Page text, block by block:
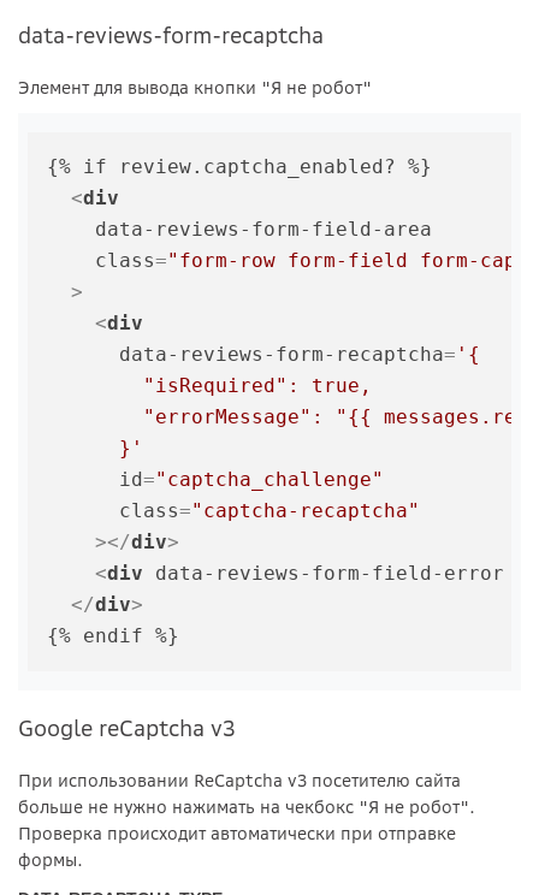
data-reviews-form-recaptcha
Элемент для вывода кнопки "Я не робот"
{% if review.captcha_enabled? %}
<div
data-reviews-form-field-area
class="form-row form-field form-
  >
<div
data-reviews-form-recaptcha= '{
        "isRequired": true,
"errorMessage": "{{
      }'
id="captcha_challenge"
class="captcha-recaptcha"
    >
</div>
<div data-reviews-form-field-error
</div>
Google reCaptcha v3
При использовании ReCaptcha v3 посетителю сайта
больше не нужно нажимать на чекбокс "Я не робот".
Проверка происходит автоматически при отправке
формы.